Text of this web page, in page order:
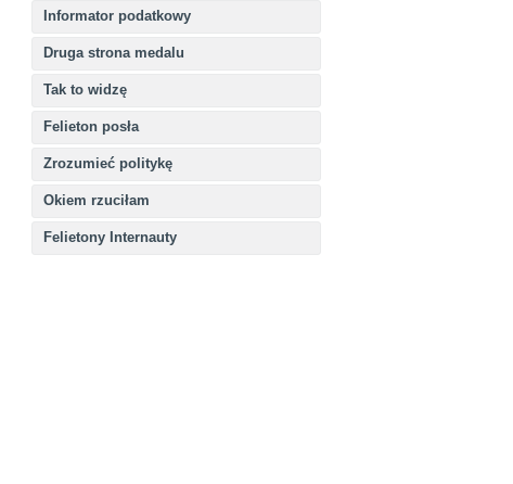
Informator podatkowy
Druga strona medalu
Tak to widzę
Felieton posła
Zrozumieć politykę
Okiem rzuciłam
Felietony Internauty